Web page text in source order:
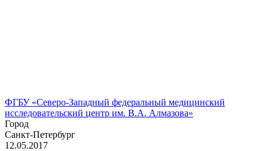
ФГБУ «Северо-Западный федеральный медицинский
исследовательский центр им. В.А. Алмазова»
Город
Санкт-Петербург
12.05.2017